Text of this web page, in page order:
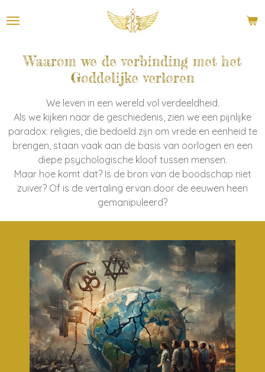
direct
hoofdinhoud
Waarom we de verbinding met het
Goddelijke verloren
We leven in een wereld vol verdeeldheid.
Als we kijken naar de geschiedenis, zien we een pijnlijke
paradox: religies, die bedoeld zijn om vrede en eenheid te
brengen, staan vaak aan de basis van oorlogen en een
diepe psychologische kloof tussen mensen.
Maar hoe komt dat? Is de bron van de boodschap niet
zuiver? Of is de vertaling ervan door de eeuwen heen
gemanipuleerd?